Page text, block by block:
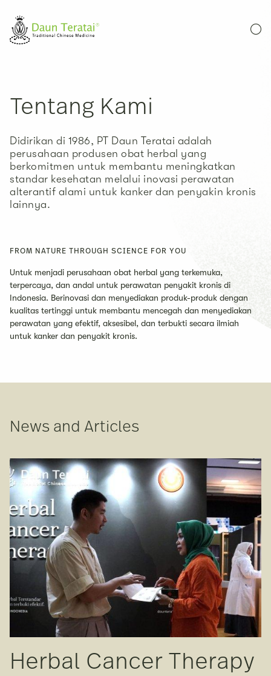
Tentang Kami
Didirikan di 1986, PT Daun Teratai adalah
perusahaan produsen obat herbal yang
berkomitmen untuk membantu meningkatkan
standar kesehatan melalui inovasi perawatan
alterantif alami untuk kanker dan penyakin kronis
lainnya.
FROM NATURE THROUGH SCIENCE FOR YOU
Untuk menjadi perusahaan obat herbal yang terkemuka,
terpercaya, dan andal untuk perawatan penyakit kronis di
Indonesia. Berinovasi dan menyediakan produk-produk dengan
kualitas tertinggi untuk membantu mencegah dan menyediakan
perawatan yang efektif, aksesibel, dan terbukti secara ilmiah
untuk kanker dan penyakit kronis.
News and Articles
Herbal Cancer Therapy